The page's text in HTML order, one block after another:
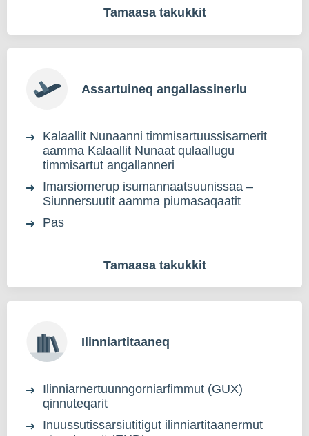
Tamaasa takukkit
Assartuineq angallassinerlu
Kalaallit Nunaanni timmisartuussisarnerit
aamma Kalaallit Nunaat qulaallugu
timmisartut angallanneri
Imarsiornerup isumannaatsuunissaa –
Siunnersuutit aamma piumasaqaatit
Pas
Tamaasa takukkit
Ilinniartitaaneq
Ilinniarnertuunngorniarfimmut (GUX)
qinnuteqarit
Inuussutissarsiutitigut ilinniartitaanermut